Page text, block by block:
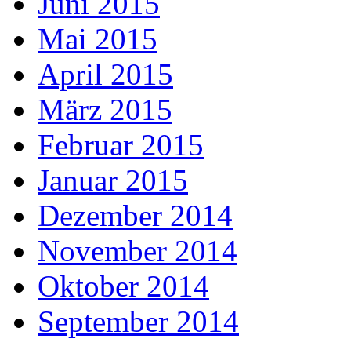
Mai 2015
April 2015
März 2015
Februar 2015
Januar 2015
Dezember 2014
November 2014
Oktober 2014
September 2014